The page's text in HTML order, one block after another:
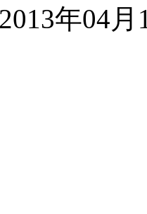
年04月